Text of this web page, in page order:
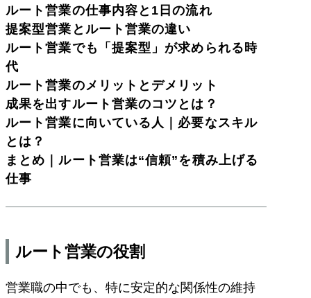
ルート営業の仕事内容と1日の流れ
提案型営業とルート営業の違い
ルート営業でも「提案型」が求められる時
代
ルート営業のメリットとデメリット
成果を出すルート営業のコツとは？
ルート営業に向いている人｜必要なスキル
とは？
まとめ｜ルート営業は“信頼”を積み上げる
仕事
ルート営業の役割
営業職の中でも、特に安定的な関係性の維持